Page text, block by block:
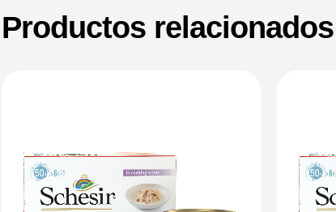
Productos relacionados